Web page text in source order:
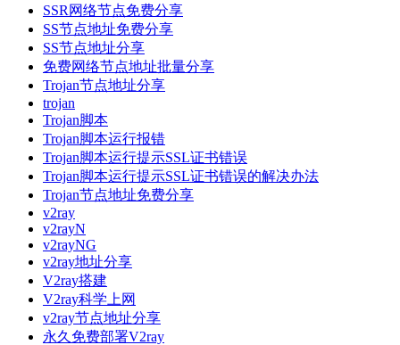
SSR网络节点免费分享
SS节点地址免费分享
SS节点地址分享
免费网络节点地址批量分享
Trojan节点地址分享
trojan
Trojan脚本
Trojan脚本运行报错
Trojan脚本运行提示SSL证书错误
Trojan脚本运行提示SSL证书错误的解决办法
Trojan节点地址免费分享
v2ray
v2rayN
v2rayNG
v2ray地址分享
V2ray搭建
V2ray科学上网
v2ray节点地址分享
永久免费部署V2ray